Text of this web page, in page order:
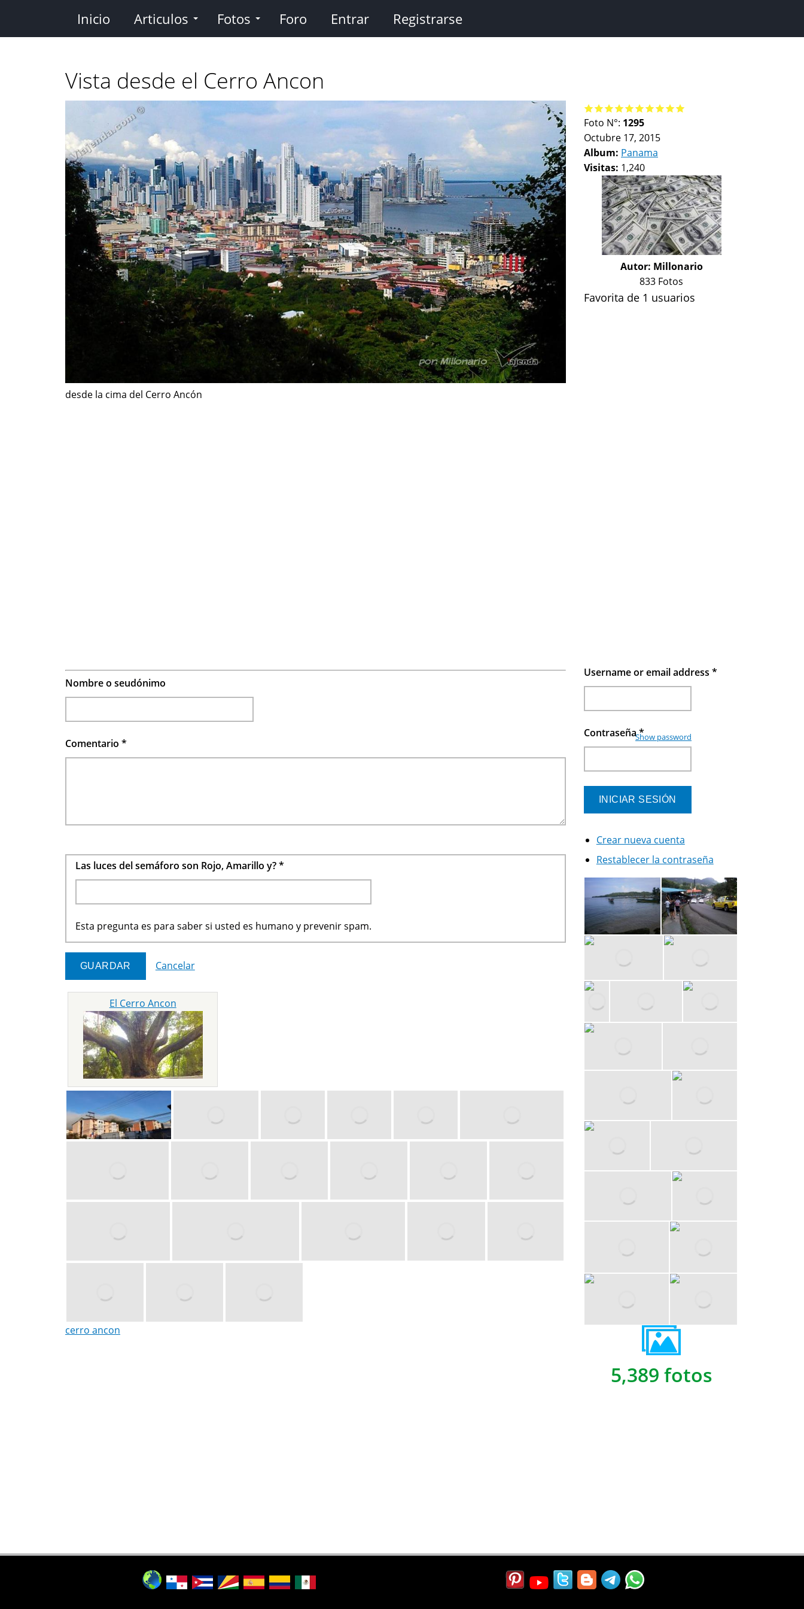
contenido
Inicio Articulos Fotos Foro Entrar Registrarse
Vista desde el Cerro Ancon
desde la cima del Cerro Ancón
Foto N°: 1295
Octubre 17, 2015
Album: Panama
Visitas: 1,240
Autor: Millonario
833 Fotos
Favorita de 1 usuarios
Nombre o seudónimo
Comentario *
Las luces del semáforo son Rojo, Amarillo y?*
Esta pregunta es para saber si usted es humano y prevenir spam.
Cancelar
El Cerro Ancon
cerro ancon
Username or email address *
Contraseña*
Show password
Crear nueva cuenta
Restablecer la contraseña
5,389 fotos